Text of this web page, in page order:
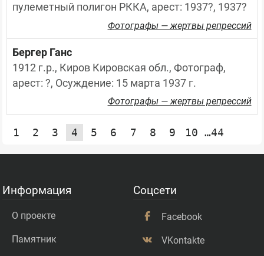
пулеметный полигон РККА, арест: 1937?, 1937?
Фотографы — жертвы репрессий
Бергер Ганс
1912 г.р., Киров Кировская обл., Фотограф,
арест: ?, Осуждение: 15 марта 1937 г.
Фотографы — жертвы репрессий
1 2 3 4 5 6 7 8 9 10 …44
Информация
О проекте
Памятник
Соцсети
Facebook
VKontakte